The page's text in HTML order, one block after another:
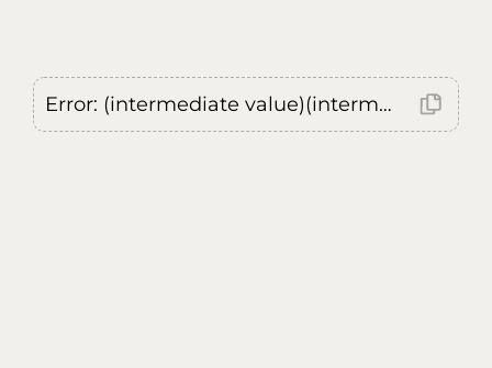
Error: (intermediate value)(intermediate value)(intermediate value).replaceAll is not a function